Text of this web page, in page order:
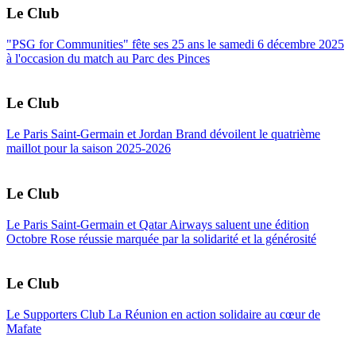
Le Club
"PSG for Communities" fête ses 25 ans le samedi 6 décembre 2025
à l'occasion du match au Parc des Pinces
Le Club
Le Paris Saint-Germain et Jordan Brand dévoilent le quatrième
maillot pour la saison 2025-2026
Le Club
Le Paris Saint-Germain et Qatar Airways saluent une édition
Octobre Rose réussie marquée par la solidarité et la générosité
Le Club
Le Supporters Club La Réunion en action solidaire au cœur de
Mafate